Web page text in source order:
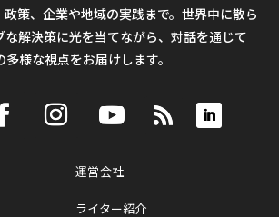
政策、企業や地域の実践まで。世界中に散ら
な解決策に光を当てながら、対話を通じて
様な視点をお届けします。
運営会社
ライター紹介